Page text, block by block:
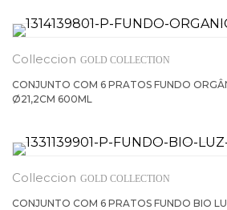
GOLD COLLECTION
CONJUNTO COM 6 PRATOS FUNDO
Ø21,2CM 600ML
GOLD COLLECTION
CONJUNTO COM 6 PRATOS FUNDO BIO